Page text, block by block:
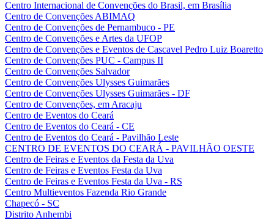
Centro Internacional de Convenções do Brasil, em Brasília
Centro de Convenções ABIMAQ
Centro de Convenções de Pernambuco - PE
Centro de Convenções e Artes da UFOP
Centro de Convenções e Eventos de Cascavel Pedro Luiz Boaretto
Centro de Convenções PUC - Campus II
Centro de Convenções Salvador
Centro de Convenções Ulysses Guimarães
Centro de Convenções Ulysses Guimarães - DF
Centro de Convenções, em Aracaju
Centro de Eventos do Ceará
Centro de Eventos do Ceará - CE
Centro de Eventos do Ceará - Pavilhão Leste
CENTRO DE EVENTOS DO CEARÁ - PAVILHÃO OESTE
Centro de Feiras e Eventos da Festa da Uva
Centro de Feiras e Eventos Festa da Uva
Centro de Feiras e Eventos Festa da Uva - RS
Centro Multieventos Fazenda Rio Grande
Chapecó - SC
Distrito Anhembi